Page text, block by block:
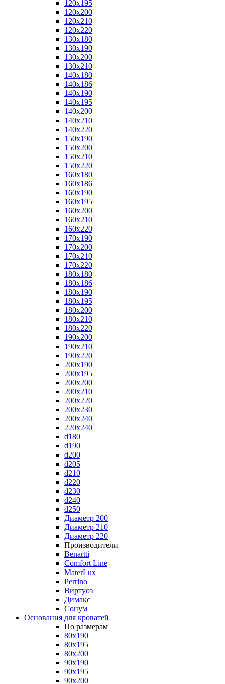
120x195
120x200
120x210
120x220
130x180
130x190
130x200
130x210
140x180
140x186
140x190
140x195
140x200
140x210
140x220
150x190
150x200
150x210
150x220
160x180
160x186
160x190
160x195
160x200
160x210
160x220
170x190
170x200
170x210
170x220
180x180
180x186
180x190
180x195
180x200
180x210
180x220
190x200
190x210
190x220
200x190
200x195
200x200
200x210
200x220
200x230
200x240
220x240
d180
d190
d200
d205
d210
d220
d230
d240
d250
Диаметр 200
Диаметр 210
Диаметр 220
Производители
Benartti
Comfort Line
MaterLux
Perrino
Виртуоз
Димакс
Сонум
Основания для кроватей
По размерам
80x190
80x195
80x200
90x190
90x195
90x200